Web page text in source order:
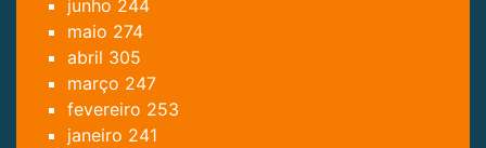
junho 244
maio 274
abril 305
março 247
fevereiro 253
janeiro 241